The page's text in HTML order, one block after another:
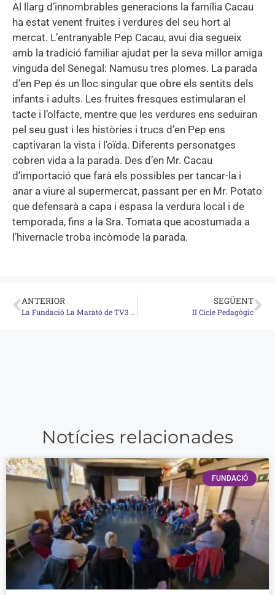
Al llarg d’innombrables generacions la família Cacau
ha estat venent fruites i verdures del seu hort al
mercat. L’entranyable Pep Cacau, avui dia segueix
amb la tradició familiar ajudat per la seva millor amiga
vinguda del Senegal: Namusu tres plomes. La parada
d’en Pep és un lloc singular que obre els sentits dels
infants i adults. Les fruites fresques estimularan el
tacte i l’olfacte, mentre que les verdures ens seduiran
pel seu gust i les històries i trucs d’en Pep ens
captivaran la vista i l’oïda. Diferents personatges
cobren vida a la parada. Des d’en Mr. Cacau
d’importació que farà els possibles per tancar-la i
anar a viure al supermercat, passant per en Mr. Potato
que defensarà a capa i espasa la verdura local i de
temporada, fins a la Sra. Tomata que acostumada a
l’hivernacle troba incòmode la parada.
ANTERIOR
La Fundació La Marató de TV3 i la Fundació SER.GI treballaran per evitar situacions d'exclusió social generades per la pèrdua de l'habitatge
SEGÜENT
II Cicle Pedagògic
Notícies relacionades
FUNDACIÓ